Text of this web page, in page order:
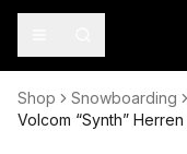
Shop
Snowboarding
Volcom “Synth”